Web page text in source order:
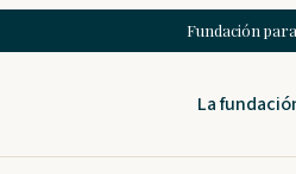
Fundación
La